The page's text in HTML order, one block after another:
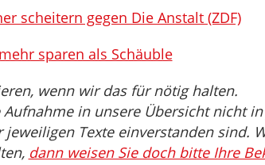
scheitern gegen Die Anstalt (ZDF)
sparen als Schäuble
wenn wir das für nötig halten.
in unsere Übersicht nicht
Texte einverstanden sind.
dann weisen Sie doch bitte Ihre